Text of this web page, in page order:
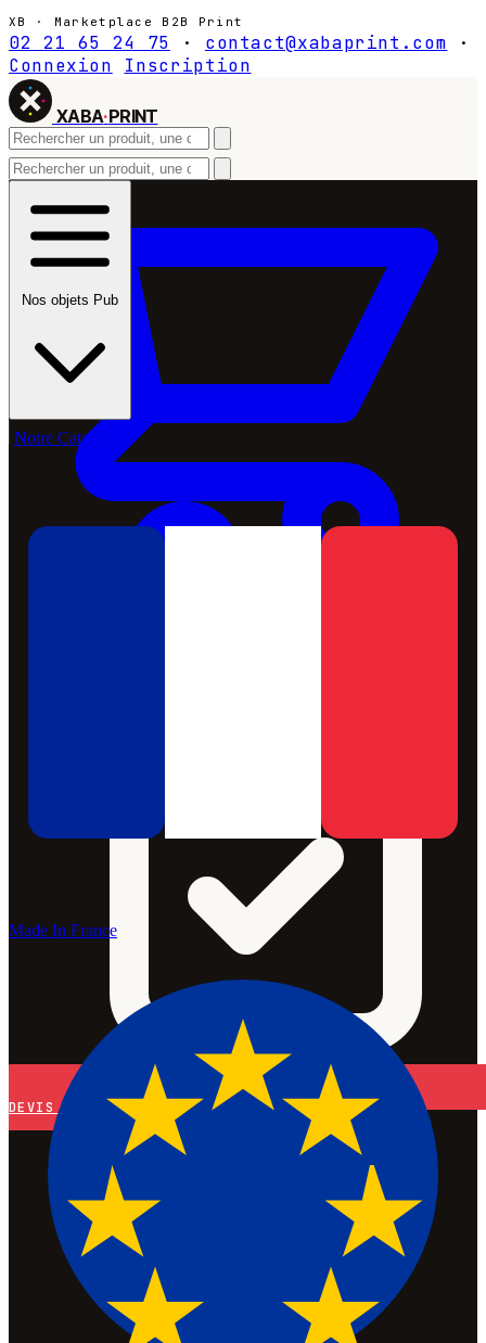
XB · Marketplace B2B Print
02 21 65 24 75 · contact@xabaprint.com
·
Connexion
Inscription
XABA·PRINT
DEVIS
Nos objets Pub
Notre Catalogue
Made In France